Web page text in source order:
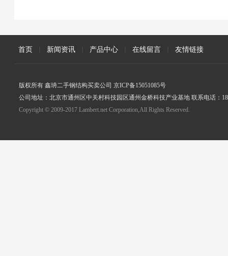
首页 新闻资讯 产品中心 在线留言 友情链接
版权所有 鑫珘二手钢结构买卖公司 京ICP备15051085号
公司地址：北京市通州区中关村科技园区通州金桥科技产业基地 联系电话：
Copyright © 2009-2017 Lambert.net Corporation,All Rights Reserved.